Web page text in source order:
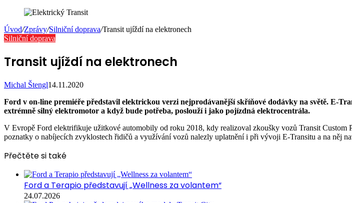
Úvod/Zprávy/Silniční doprava/Transit ujíždí na elektronech
Silniční doprava
Transit ujíždí na elektronech
Michal Štengl14.11.2020
Ford v on-line premiéře představil elektrickou verzi nejprodávanější skříňové dodávky na světě. E-
extrémně silný elektromotor a když bude potřeba, poslouží i jako pojízdná elektrocentrála.
V Evropě Ford elektrifikuje užitkové automobily od roku 2018, kdy realizoval zkoušky vozů Transit
poznatky o nabíjecích zvyklostech řidičů a využívání vozů nalezly uplatnění i při vývoji E-Transitu a na něj
Přečtěte si také
Ford a Terapio představují „Wellness za volantem“
24.07.2026